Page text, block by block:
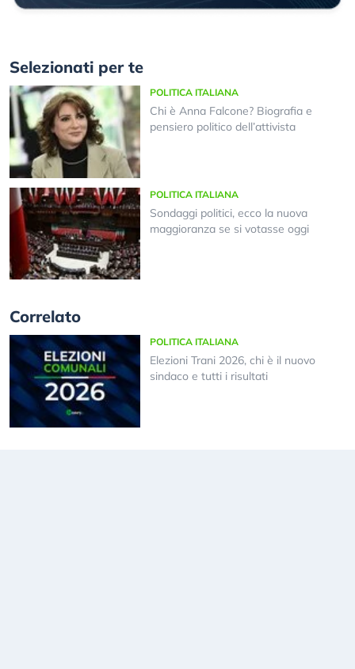
Selezionati per te
POLITICA ITALIANA
Chi è Anna Falcone? Biografia e
pensiero politico dell’attivista
POLITICA ITALIANA
Sondaggi politici, ecco la nuova
maggioranza se si votasse oggi
Correlato
POLITICA ITALIANA
Elezioni Trani 2026, chi è il nuovo
sindaco e tutti i risultati